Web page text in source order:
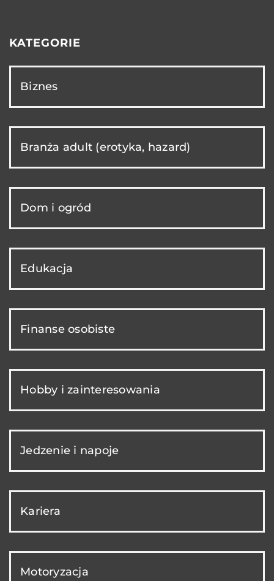
KATEGORIE
Biznes
Branża adult (erotyka, hazard)
Dom i ogród
Edukacja
Finanse osobiste
Hobby i zainteresowania
Jedzenie i napoje
Kariera
Motoryzacja